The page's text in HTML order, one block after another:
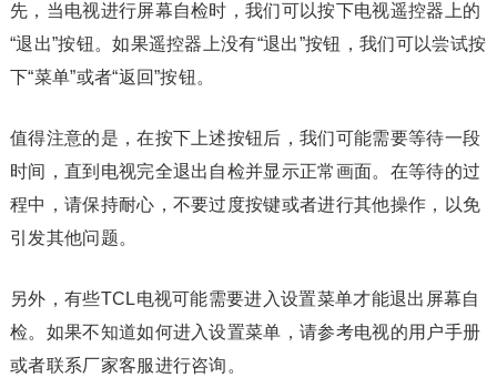
先，当电视进行屏幕自检时，我们可以按下电视遥控器上的
“退出”按钮。如果遥控器上没有“退出”按钮，我们可以尝试按
下“菜单”或者“返回”按钮。
值得注意的是，在按下上述按钮后，我们可能需要等待一段
时间，直到电视完全退出自检并显示正常画面。在等待的过
程中，请保持耐心，不要过度按键或者进行其他操作，以免
引发其他问题。
另外，有些TCL电视可能需要进入设置菜单才能退出屏幕自
检。如果不知道如何进入设置菜单，请参考电视的用户手册
或者联系厂家客服进行咨询。